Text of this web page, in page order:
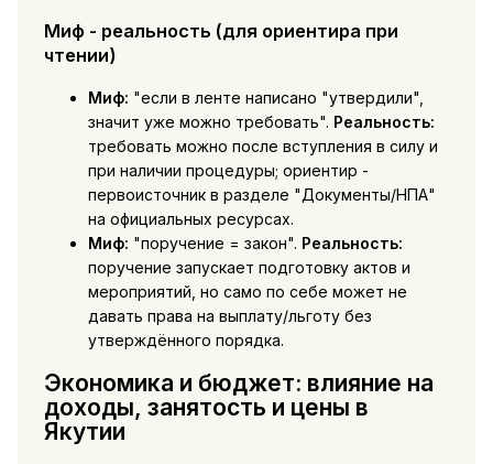
Миф - реальность (для ориентира при
чтении)
Миф: "если в ленте написано "утвердили",
значит уже можно требовать". Реальность:
требовать можно после вступления в силу и
при наличии процедуры; ориентир -
первоисточник в разделе "Документы/НПА"
на официальных ресурсах.
Миф: "поручение = закон". Реальность:
поручение запускает подготовку актов и
мероприятий, но само по себе может не
давать права на выплату/льготу без
утверждённого порядка.
Экономика и бюджет: влияние на
доходы, занятость и цены в
Якутии